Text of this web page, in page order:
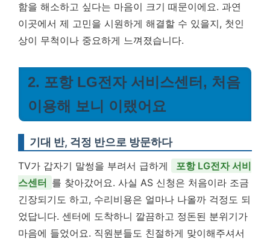
함을 해소하고 싶다는 마음이 크기 때문이에요. 과연
이곳에서 제 고민을 시원하게 해결할 수 있을지, 첫인
상이 무척이나 중요하게 느껴졌습니다.
2. 포항 LG전자 서비스센터, 처음
이용해 보니 이랬어요
기대 반, 걱정 반으로 방문하다
TV가 갑자기 말썽을 부려서 급하게
포항 LG전자 서비
스센터 를 찾아갔어요. 사실 AS 신청은 처음이라 조금
긴장되기도 하고, 수리비용은 얼마나 나올까 걱정도 되
었답니다. 센터에 도착하니 깔끔하고 정돈된 분위기가
마음에 들었어요. 직원분들도 친절하게 맞이해주셔서